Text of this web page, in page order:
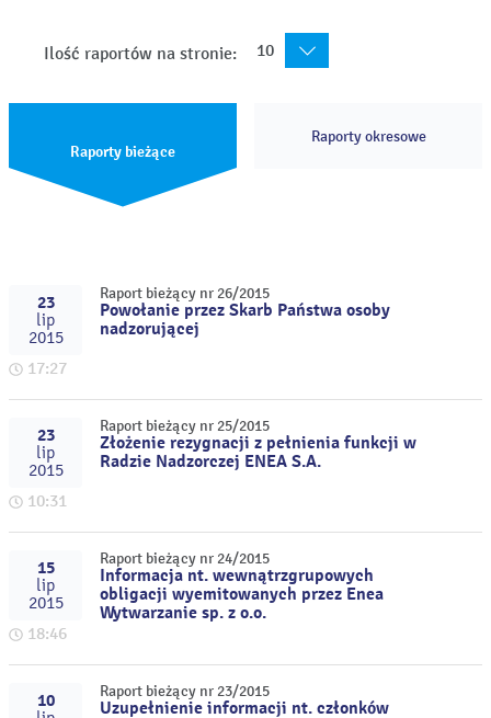
Ilość raportów na stronie: 10
Raporty bieżące
Raporty okresowe
23
lip
2015
17:27
Raport bieżący nr 26/2015
Powołanie przez Skarb Państwa osoby
nadzorującej
23
lip
2015
10:31
Raport bieżący nr 25/2015
Złożenie rezygnacji z pełnienia funkcji w
Radzie Nadzorczej ENEA S.A.
15
lip
2015
18:46
Raport bieżący nr 24/2015
Informacja nt. wewnątrzgrupowych
obligacji wyemitowanych przez Enea
Wytwarzanie sp. z o.o.
10
Raport bieżący nr 23/2015
Uzupełnienie informacji nt. członków